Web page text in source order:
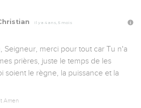
Il y a 4 ans, 5 mois
Seigneur, merci pour tout car Tu n'a
prières, juste le temps de les
soient le règne, la puissance et la
Amen